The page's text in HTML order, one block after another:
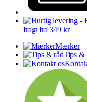
fragt fra 349 kr
Mærker
Tips &